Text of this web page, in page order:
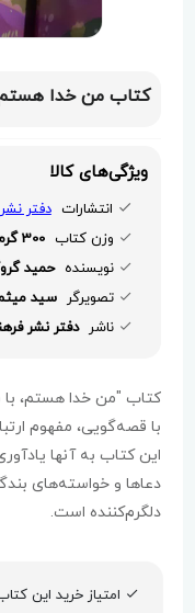
کتاب من خدا
ویژگی‌های کالا
انتشارات دفتر
وزن کتاب 300 گرم
نویسنده حمید
تصویرگر سید
ناشر دفتر نشر
کتاب "من خدا هستم،
با قصه‌گویی، مفهوم
این کتاب به آنها
دعاها و خواسته‌های
دلگرم‌کننده است.
امتیاز خرید این